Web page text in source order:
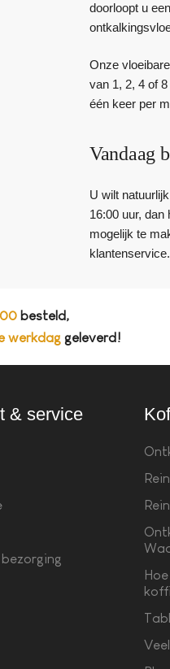
doorloopt u
Onze
van 1, 2, 4 of
één keer per
Vandaag
U wilt
16:00 uur,
mogelijk te
klantenservice.
besteld,
werkdag geleverd!
& service